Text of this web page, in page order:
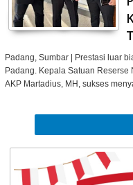
Padang, Sumbar | Prestasi luar
Padang. Kepala Satuan Reserse
AKP Martadius, MH, sukses